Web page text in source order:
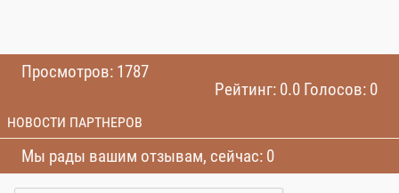
Просмотров: 1787
Рейтинг: 0.0 Голосов: 0
НОВОСТИ ПАРТНЕРОВ
Мы рады вашим отзывам, сейчас: 0